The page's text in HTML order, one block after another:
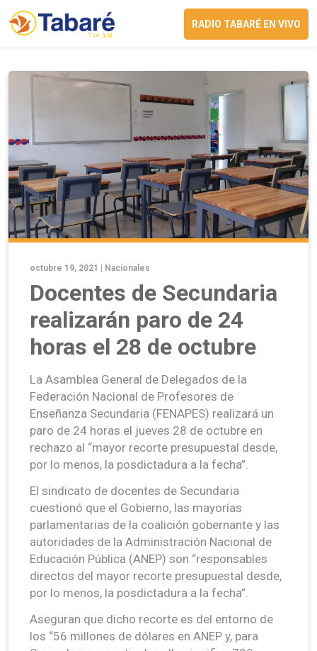
RADIO TABARÉ EN VIVO
octubre 19, 2021 | Nacionales
Docentes de Secundaria
realizarán paro de 24
horas el 28 de octubre
La Asamblea General de Delegados de la
Federación Nacional de Profesores de
Enseñanza Secundaria (FENAPES) realizará un
paro de 24 horas el jueves 28 de octubre en
rechazo al “mayor recorte presupuestal desde,
por lo menos, la posdictadura a la fecha”.
El sindicato de docentes de Secundaria
cuestionó que el Gobierno, las mayorías
parlamentarias de la coalición gobernante y las
autoridades de la Administración Nacional de
Educación Pública (ANEP) son “responsables
directos del mayor recorte presupuestal desde,
por lo menos, la posdictadura a la fecha”.
Aseguran que dicho recorte es del entorno de
los “56 millones de dólares en ANEP y, para